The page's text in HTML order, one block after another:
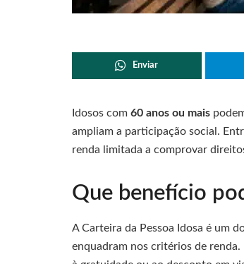
Enviar
Idosos com 60 anos ou mais
ampliam a participação social.
renda limitada a comprovar
Que benefício
A Carteira da Pessoa Idosa é um
enquadram nos critérios de